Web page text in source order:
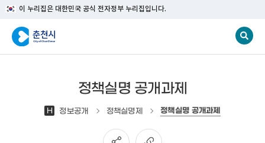
이 누리집은 대한민국 공식 전자정부 누리집입니다.
정책실명 공개과제
H 정보공개 정책실명제 정책실명 공개과제